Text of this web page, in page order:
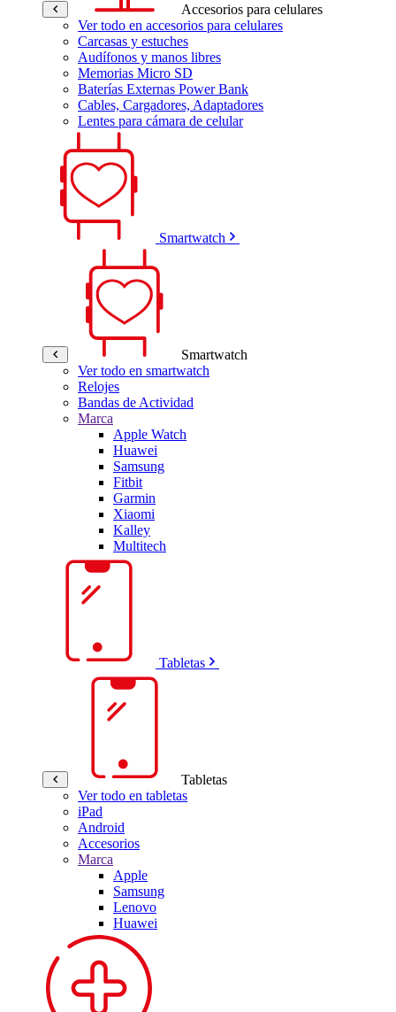
Accesorios para celulares
Ver todo en accesorios para celulares
Carcasas y estuches
Audífonos y manos libres
Memorias Micro SD
Baterías Externas Power Bank
Cables, Cargadores, Adaptadores
Lentes para cámara de celular
Smartwatch
Smartwatch
Ver todo en smartwatch
Relojes
Bandas de Actividad
Marca
Apple Watch
Huawei
Samsung
Fitbit
Garmin
Xiaomi
Kalley
Multitech
Tabletas
Tabletas
Ver todo en tabletas
iPad
Android
Accesorios
Marca
Apple
Samsung
Lenovo
Huawei